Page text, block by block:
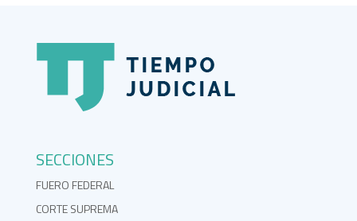
SECCIONES
FUERO FEDERAL
CORTE SUPREMA